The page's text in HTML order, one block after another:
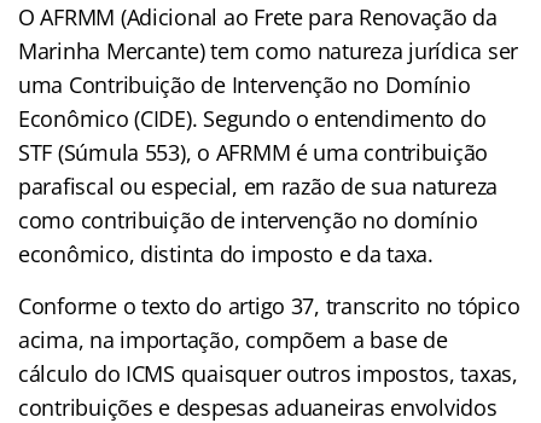
O AFRMM (Adicional ao Frete para Renovação da
Marinha Mercante) tem como natureza jurídica ser
uma Contribuição de Intervenção no Domínio
Econômico (CIDE). Segundo o entendimento do
STF (Súmula 553), o AFRMM é uma contribuição
parafiscal ou especial, em razão de sua natureza
como contribuição de intervenção no domínio
econômico, distinta do imposto e da taxa.
Conforme o texto do artigo 37, transcrito no tópico
acima, na importação, compõem a base de
cálculo do ICMS quaisquer outros impostos, taxas,
contribuições e despesas aduaneiras envolvidos